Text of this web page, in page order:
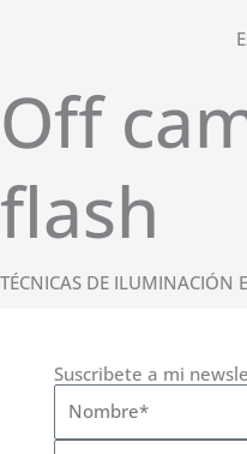
Off
flash
TÉCNICAS DE ILUMINACIÓN
Suscribete a mi